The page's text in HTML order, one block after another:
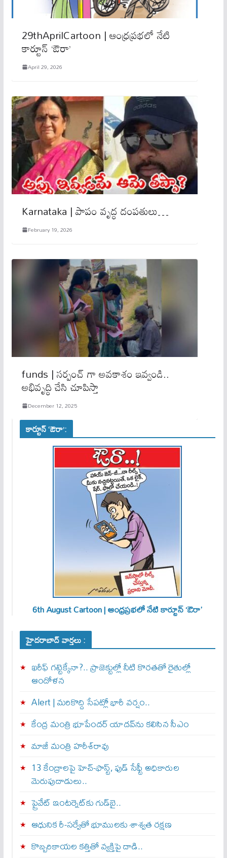
29thAprilCartoon | ఆంధ్రప్రభలో నేటి
కార్టూన్ ‘ఔరా’
April 29, 2026
Karnataka | పాపం వృద్ధ దంప‌తులు…
February 19, 2026
funds | సర్పంచ్ గా అవకాశం ఇవ్వండి..
అభివృద్ధి చేసి చూపిస్తా
December 12, 2025
కార్టూన్ ‘ఔరా’:
6th August Cartoon | ఆంధ్రప్రభలో నేటి కార్టూన్ ‘ఔరా’
హైదరాబాద్ వార్తలు :
ఖరీఫ్ గట్టెక్కేనా?.. ప్రాజెక్టుల్లో నీటి కొరతతో రైతుల్లో
ఆందోళన
Alert | మ‌రికొద్ది సేప‌ట్లో భారీ వ‌ర్షం..
కేంద్ర మంత్రి భూపేందర్ యాదవ్‌ను కలిసిన సీఎం
మాజీ మంత్రి హరీశ్‌రావు
13 కేంద్రాలపై హెచ్-ఫాస్ట్, ఫుడ్ సేఫ్టీ అధికారుల
మెరుపుదాడులు..
ప్రైవేట్‌ ఇంటర్నెట్‌కు గుడ్‌బై..
ఆధునిక రీ-సర్వేతో భూములకు శాశ్వత రక్షణ
కొబ్బరికాయల కత్తితో వ్యక్తిపై దాడి..